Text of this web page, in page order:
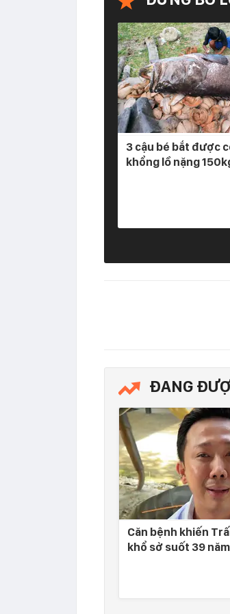
3 cậu bé bắt được
khổng lồ nặng
ĐANG
Căn bệnh khiến
khổ sở suốt 39 năm